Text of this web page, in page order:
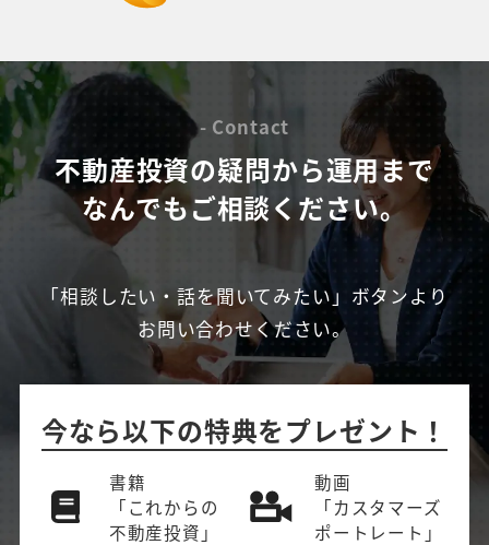
- Contact
不動産投資の疑問から運用まで
なんでもご相談ください。
「相談したい・話を聞いてみたい」ボタンより
お問い合わせください。
今なら以下の特典をプレゼント！
書籍
「これからの
不動産投資」
動画
「カスタマーズ
ポートレート」